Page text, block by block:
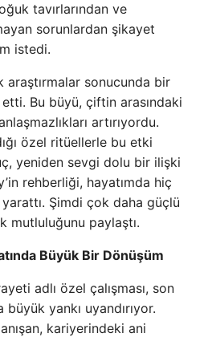
tavırlarından ve
sorunlardan şikayet
istedi.
araştırmalar sonucunda bir
Bu büyü, çiftin arasındaki
artırıyordu.
özel ritüellerle bu etki
yeniden sevgi dolu bir ilişki
rehberliği, hayatımda hiç
Şimdi çok daha güçlü
mutluluğunu paylaştı.
Büyük Bir Dönüşüm
adlı özel çalışması, son
yankı uyandırıyor.
kariyerindeki ani